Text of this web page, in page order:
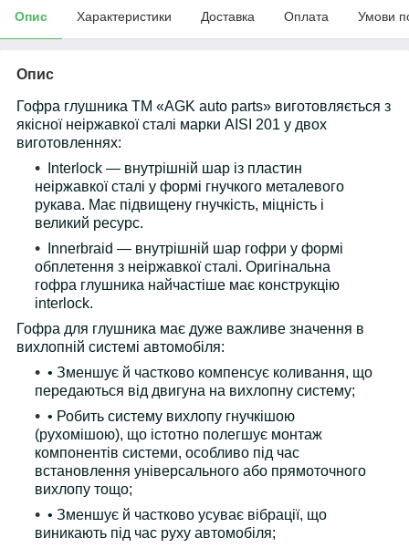
Опис Характеристики Доставка Оплата Умови
Опис
Гофра глушника TM «AGK auto parts» виготовляється з
якісної неіржавкої сталі марки AISI 201 у двох
виготовленнях:
Interlock — внутрішній шар із пластин
неіржавкої сталі у формі гнучкого металевого
рукава. Має підвищену гнучкість, міцність і
великий ресурс.
Innerbraid — внутрішній шар гофри у формі
обплетення з неіржавкої сталі. Оригінальна
гофра глушника найчастіше має конструкцію
interlock.
Гофра для глушника має дуже важливе значення в
вихлопній системі автомобіля:
• Зменшує й частково компенсує коливання, що
передаються від двигуна на вихлопну систему;
• Робить систему вихлопу гнучкішою
(рухомішою), що істотно полегшує монтаж
компонентів системи, особливо під час
встановлення універсального або прямоточного
вихлопу тощо;
• Зменшує й частково усуває вібрації, що
виникають під час руху автомобіля;